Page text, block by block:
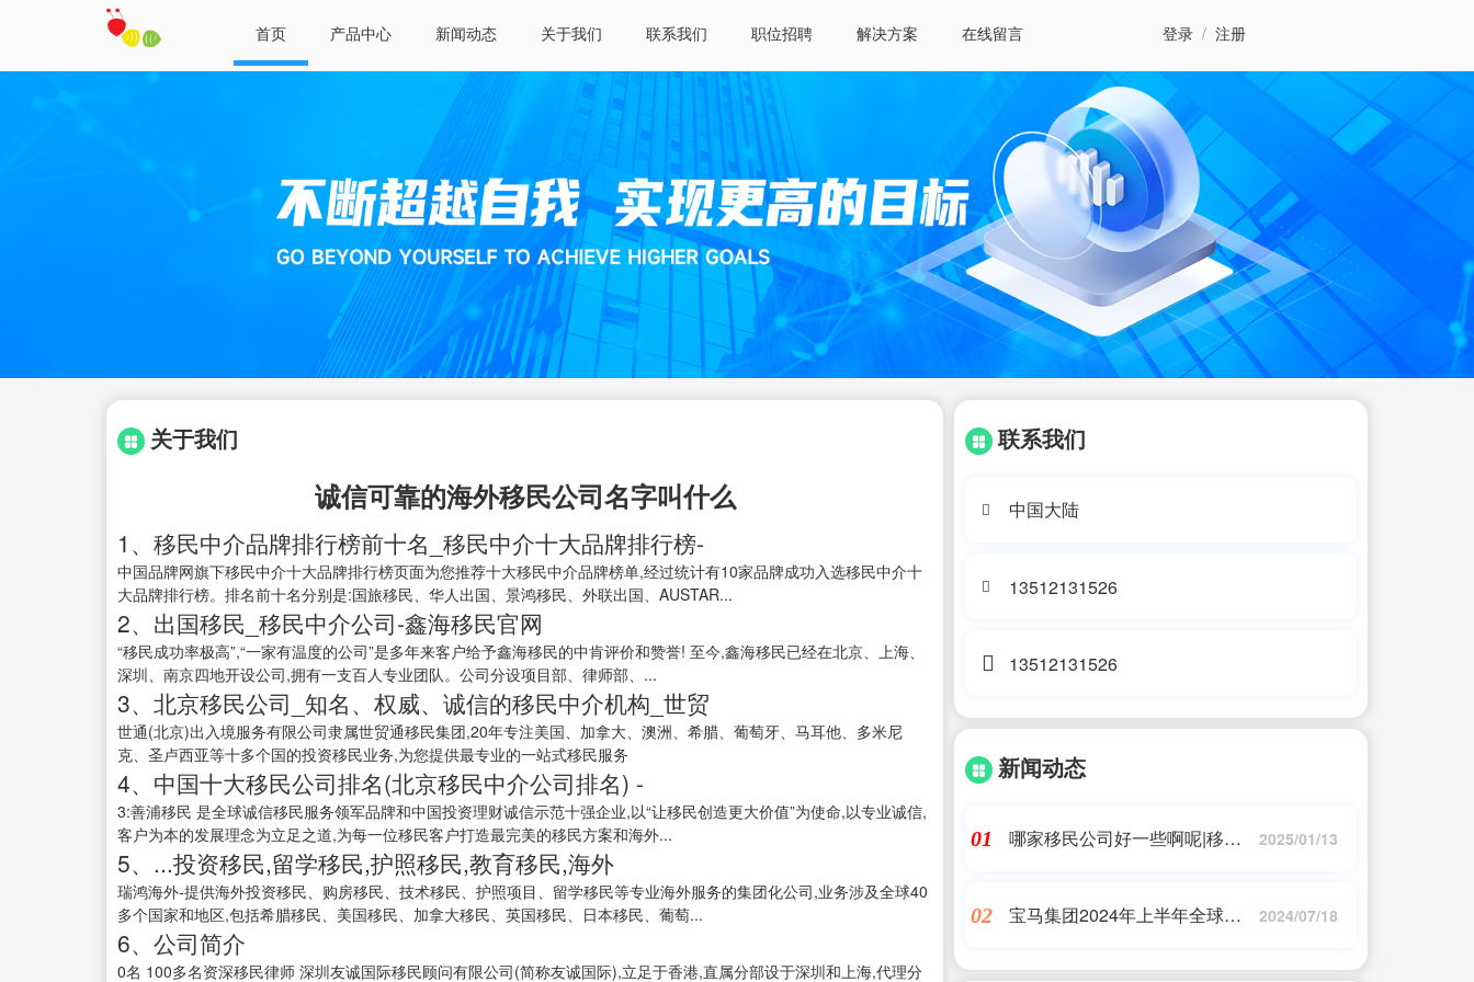
首页 产品中心 新闻动态 关于我们 联系我们 职位招聘 解决方案 在线留言 登录 / 注册
关于我们
诚信可靠的海外移民公司名字叫什么
1、移民中介品牌排行榜前十名_移民中介十大品牌排行榜-
中国品牌网旗下移民中介十大品牌排行榜页面为您推荐十大移民中介品牌榜单,经过统计有10家品牌成功入选移民中介十
大品牌排行榜。排名前十名分别是:国旅移民、华人出国、景鸿移民、外联出国、AUSTAR...
2、出国移民_移民中介公司-鑫海移民官网
“移民成功率极高”,“一家有温度的公司”是多年来客户给予鑫海移民的中肯评价和赞誉! 至今,鑫海移民已经在北京、上海、
深圳、南京四地开设公司,拥有一支百人专业团队。公司分设项目部、律师部、...
3、北京移民公司_知名、权威、诚信的移民中介机构_世贸
世通(北京)出入境服务有限公司隶属世贸通移民集团,20年专注美国、加拿大、澳洲、希腊、葡萄牙、马耳他、多米尼
克、圣卢西亚等十多个国的投资移民业务,为您提供最专业的一站式移民服务
4、中国十大移民公司排名(北京移民中介公司排名) -
3:善浦移民 是全球诚信移民服务领军品牌和中国投资理财诚信示范十强企业,以“让移民创造更大价值”为使命,以专业诚信,
客户为本的发展理念为立足之道,为每一位移民客户打造最完美的移民方案和海外...
5、...投资移民,留学移民,护照移民,教育移民,海外
瑞鸿海外-提供海外投资移民、购房移民、技术移民、护照项目、留学移民等专业海外服务的集团化公司,业务涉及全球40
多个国家和地区,包括希腊移民、美国移民、加拿大移民、英国移民、日本移民、葡萄...
6、公司简介
0名 100多名资深移民律师 深圳友诚国际移民顾问有限公司(简称友诚国际),立足于香港,直属分部设于深圳和上海,代理分
联系我们
中国大陆
13512131526
13512131526
新闻动态
01
哪家移民公司好一些啊呢|移民
日汇总》投资移民哪家好？_问
2025/01/13
02
宝马集团2024年上半年全球销
显著
2024/07/18